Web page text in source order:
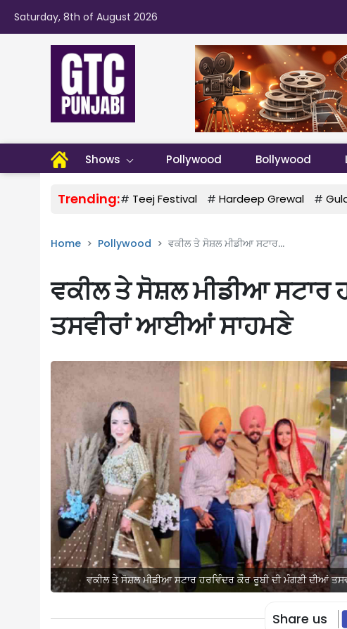
Saturday, 8th of August 2026
Shows Pollywood Bollywood
Trending:# Teej Festival # Hardeep Grewal #
Home Pollywood ਵਕੀਲ ਤੇ ਸੋਸ਼ਲ ਮੀਡੀਆ ਸਟਾਰ...
ਵਕੀਲ ਤੇ ਸੋਸ਼ਲ ਮੀਡੀਆ ਸਟਾਰ
ਤਸਵੀਰਾਂ ਆਈਆਂ ਸਾਹਮਣੇ
ਵਕੀਲ ਤੇ ਸੋਸ਼ਲ ਮੀਡੀਆ ਸਟਾਰ ਹਰਵਿੰਦਰ ਕੌਰ ਰੂਬੀ ਦੀ ਮੰਗਣੀ ਦੀਆਂ
Share us